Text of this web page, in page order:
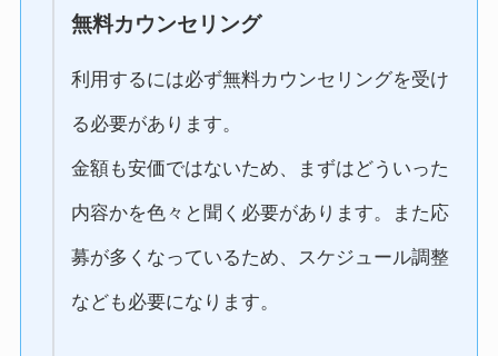
無料カウンセリング
利用するには必ず無料カウンセリングを受け
る必要があります。
金額も安価ではないため、まずはどういった
内容かを色々と聞く必要があります。また応
募が多くなっているため、スケジュール調整
なども必要になります。